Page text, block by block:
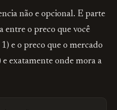
não e opcional. E parte
entre o preco que você
e o preco que o mercado
exatamente onde mora a